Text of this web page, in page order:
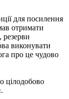
для посилення
отримати
резерви
виконувати
про це чудово
цілодобово